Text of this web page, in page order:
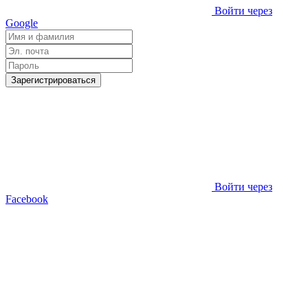
Войти через
Google
Зарегистрироваться
Войти через
Facebook